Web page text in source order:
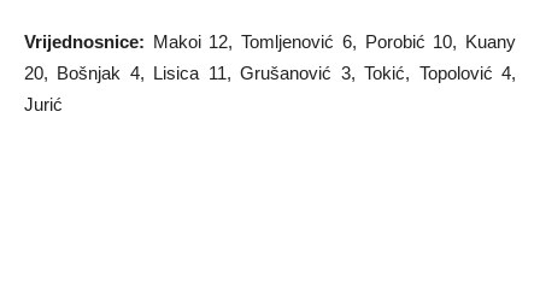
Vrijednosnice: Makoi 12, Tomljenović 6, Porobić 10, Kuany
20, Bošnjak 4, Lisica 11, Grušanović 3, Tokić, Topolović 4,
Jurić